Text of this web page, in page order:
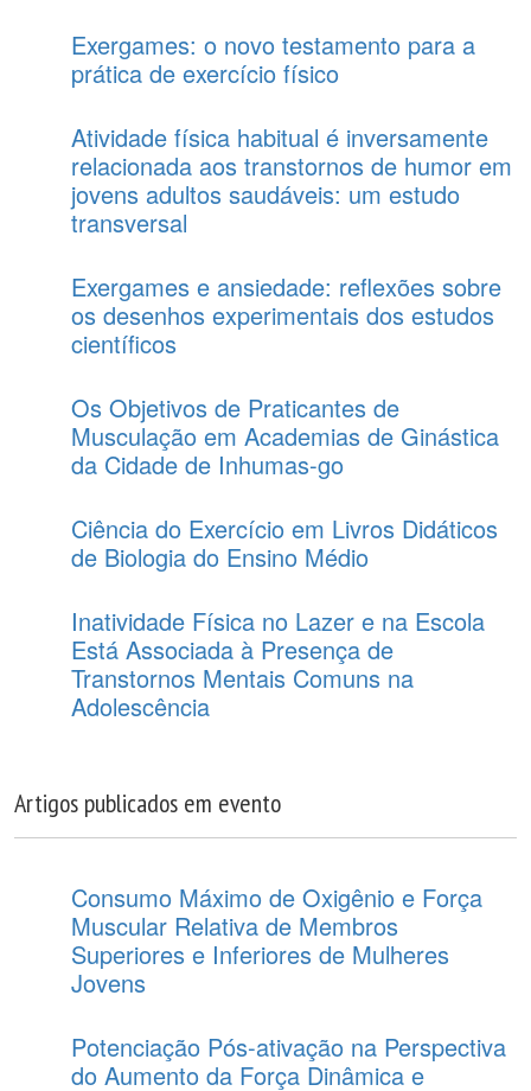
Exergames: o novo testamento para a
prática de exercício físico
Atividade física habitual é inversamente
relacionada aos transtornos de humor em
jovens adultos saudáveis: um estudo
transversal
Exergames e ansiedade: reflexões sobre
os desenhos experimentais dos estudos
científicos
Os Objetivos de Praticantes de
Musculação em Academias de Ginástica
da Cidade de Inhumas-go
Ciência do Exercício em Livros Didáticos
de Biologia do Ensino Médio
Inatividade Física no Lazer e na Escola
Está Associada à Presença de
Transtornos Mentais Comuns na
Adolescência
Artigos publicados em evento
Consumo Máximo de Oxigênio e Força
Muscular Relativa de Membros
Superiores e Inferiores de Mulheres
Jovens
Potenciação Pós-ativação na Perspectiva
do Aumento da Força Dinâmica e